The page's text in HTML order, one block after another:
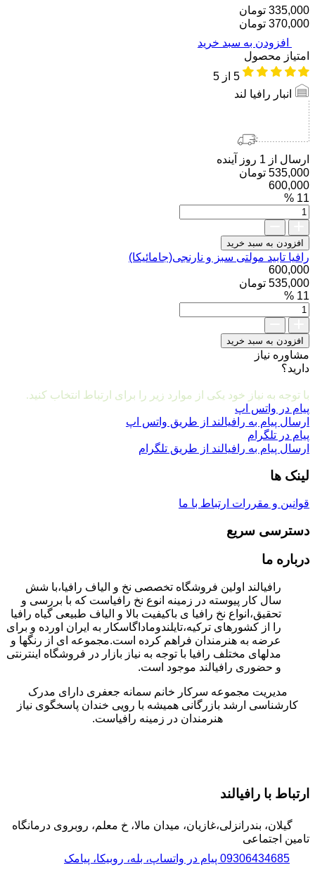
335,000 تومان
370,000 تومان
افزودن به سبد خرید
امتیاز محصول
5 از 5
انبار رافیا لند
ارسال از 1 روز آینده
535,000 تومان
600,000
11 %
رافیا
تابید
مولتی
سبز
و
نارنجی(جامائیکا)
عدد
افزودن به سبد خرید
رافیا تابید مولتی سبز و نارنجی(جامائیکا)
600,000
535,000 تومان
11 %
رافیا
تابید
مولتی
سبز
و
نارنجی(جامائیکا)
عدد
افزودن به سبد خرید
مشاوره نیاز
دارید؟
با توجه به نیاز خود یکی از موارد زیر را برای ارتباط انتخاب کنید.
پیام در واتس اپ
ارسال پیام به رافیالند از طریق واتس اپ
پیام در تلگرام
ارسال پیام به رافیالند از طریق تلگرام
لینک ها
قوانین و مقررات ارتباط با ما
دسترسی سریع
درباره ما
رافیالند اولین فروشگاه تخصصی نخ و الیاف رافیا،با شش
سال کار پیوسته در زمینه انوع نخ رافیاست که با بررسی و
تحقیق،انواع نخ رافیا ی باکیفیت بالا و الیاف طبیعی گیاه رافیا
را از کشورهای ترکیه،تایلندوماداگاسکار به ایران اورده و برای
عرضه به هنرمندان فراهم کرده است.مجموعه ای از رنگها و
مدلهای مختلف رافیا با توجه به نیاز بازار در فروشگاه اینترنتی
و حضوری رافیالند موجود است.
مدیریت مجموعه سرکار خانم سمانه جعفری دارای مدرک
کارشناسی ارشد بازرگانی همیشه با رویی خندان پاسخگوی نیاز
هنرمندان در زمینه رافیاست.
ارتباط با رافیالند
گیلان، بندرانزلی،غازیان، میدان مالا، خ معلم، روبروی درمانگاه
تامین اجتماعی
09306434685 پیام در واتساپ، بله، روبیکا، پیامک